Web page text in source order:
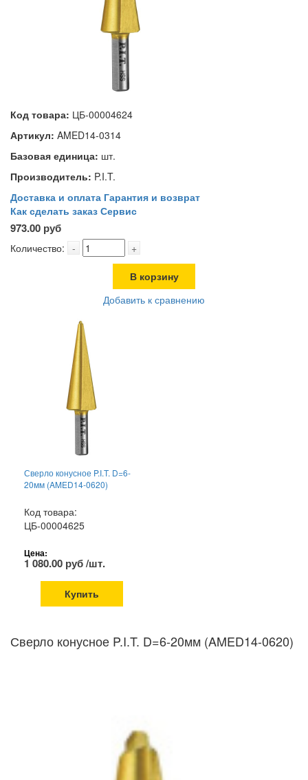
Код товара: ЦБ-00004624
Артикул: AMED14-0314
Базовая единица: шт.
Производитель: P.I.T.
Доставка и оплата Гарантия и возврат
Как сделать заказ Сервис
973.00 руб
Количество: - +
В корзину
Добавить к сравнению
Сверло конусное P.I.T. D=6-
20мм (AMED14-0620)
Код товара:
ЦБ-00004625
Цена:
1 080.00 руб /шт.
Купить
Сверло конусное P.I.T. D=6-20мм (AMED14-0620)